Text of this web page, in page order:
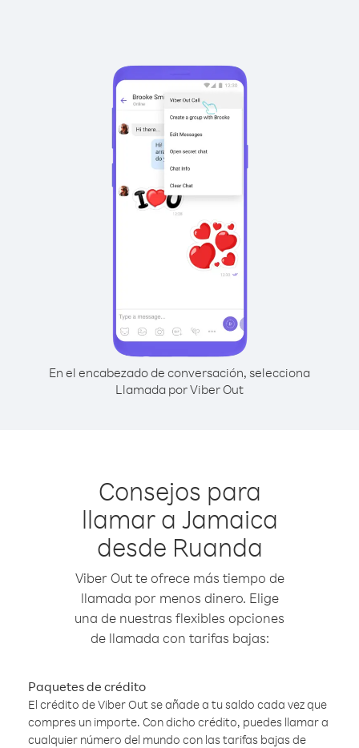
En el encabezado de conversación, selecciona
Llamada por Viber Out
Consejos para
llamar a Jamaica
desde Ruanda
Viber Out te ofrece más tiempo de
llamada por menos dinero. Elige
una de nuestras flexibles opciones
de llamada con tarifas bajas:
Paquetes de crédito
El crédito de Viber Out se añade a tu saldo cada vez que
compres un importe. Con dicho crédito, puedes llamar a
cualquier número del mundo con las tarifas bajas de